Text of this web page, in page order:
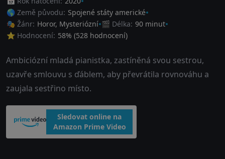
🌎 Země původu: Spojené státy americké
🎭 Žánr: Horor, Mysteriózní 🎬 Délka: 90 minut
⭐ Hodnocení: 58% (528 hodnocení)
Ambiciózní mladá pianistka, zastíněná svou sestrou,
uzavře smlouvu s ďáblem, aby převrátila rovnováhu a
zaujala sestřino místo.
Sledovat online na
Amazon Prime Video